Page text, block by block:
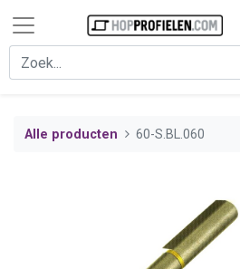
Alle producten 60-S.BL.060